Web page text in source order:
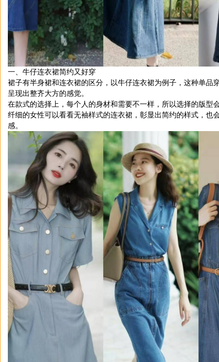
一、牛仔连衣裙简约又好穿
裙子有半身裙和连衣裙的区分，以牛仔连衣裙为例子，这种单品
呈现出整齐大方的感觉。
在款式的选择上，每个人的身材和需要不一样，所以选择的版型
纤细的女性可以看看无袖样式的连衣裙，彰显出简约的样式，也
感。